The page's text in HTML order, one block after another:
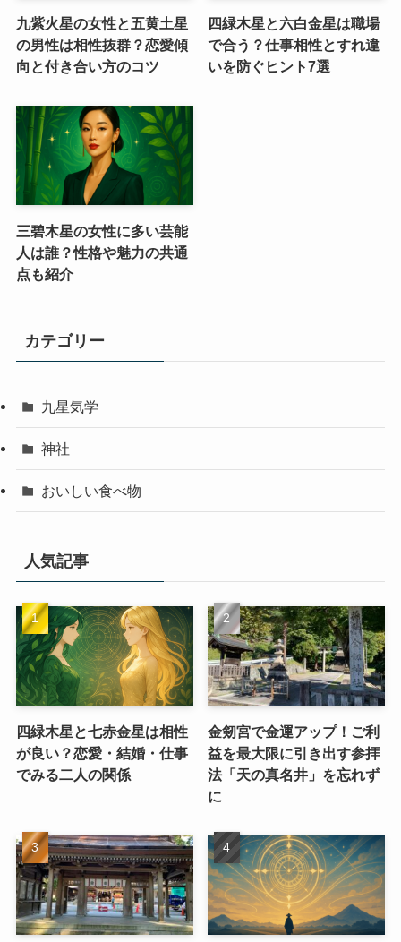
九紫火星の女性と五黄土星
の男性は相性抜群？恋愛傾
向と付き合い方のコツ
四緑木星と六白金星は職場
で合う？仕事相性とすれ違
いを防ぐヒント7選
三碧木星の女性に多い芸能
人は誰？性格や魅力の共通
点も紹介
カテゴリー
九星気学
神社
おいしい食べ物
人気記事
四緑木星と七赤金星は相性
が良い？恋愛・結婚・仕事
でみる二人の関係
金剱宮で金運アップ！ご利
益を最大限に引き出す参拝
法「天の真名井」を忘れず
に